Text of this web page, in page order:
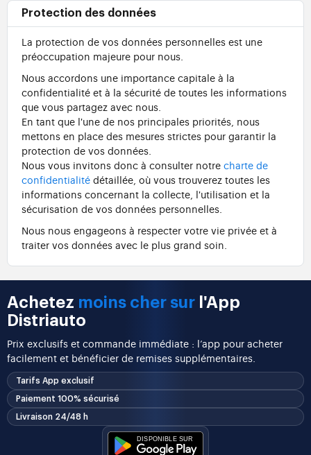
Protection des données
La protection de vos données personnelles est une
préoccupation majeure pour nous.
Nous accordons une importance capitale à la
confidentialité et à la sécurité de toutes les informations
que vous partagez avec nous.
En tant que l'une de nos principales priorités, nous
mettons en place des mesures strictes pour garantir la
protection de vos données.
Nous vous invitons donc à consulter notre charte de
confidentialité détaillée, où vous trouverez toutes les
informations concernant la collecte, l'utilisation et la
sécurisation de vos données personnelles.
Nous nous engageons à respecter votre vie privée et à
traiter vos données avec le plus grand soin.
Achetez moins cher sur l'App
Distriauto
Prix exclusifs et commande immédiate : l’app pour acheter
facilement et bénéficier de remises supplémentaires.
Tarifs App exclusif
Paiement 100% sécurisé
Livraison 24/48 h